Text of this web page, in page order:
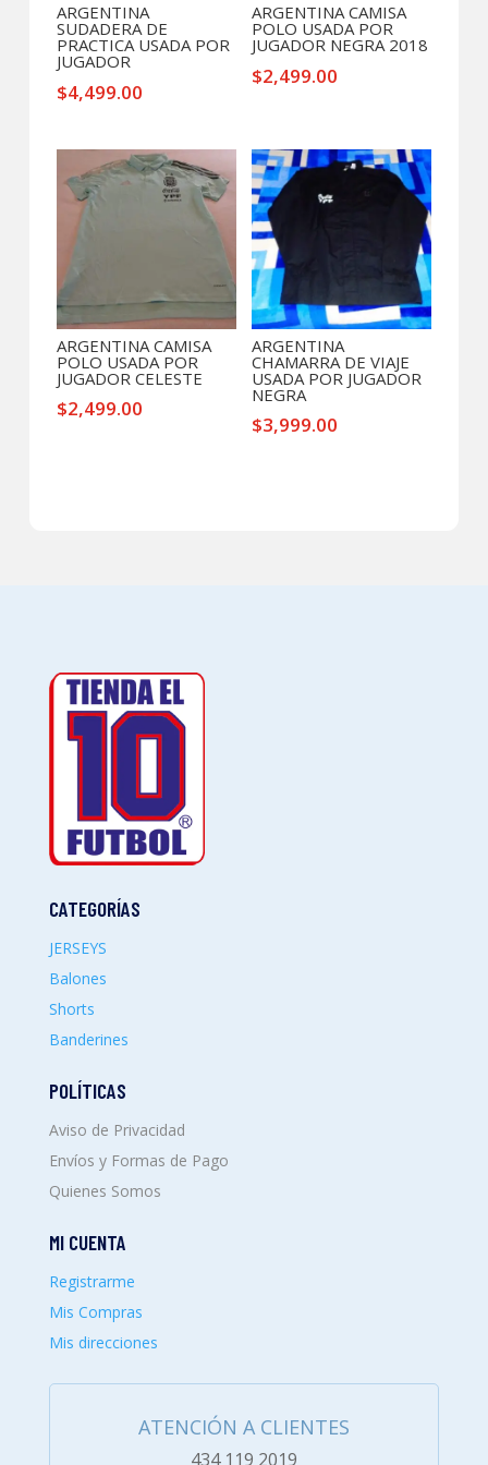
ARGENTINA
SUDADERA DE
PRACTICA USADA POR
JUGADOR
$4,499.00
ARGENTINA CAMISA
POLO USADA POR
JUGADOR NEGRA 2018
$2,499.00
ARGENTINA CAMISA
POLO USADA POR
JUGADOR CELESTE
$2,499.00
ARGENTINA
CHAMARRA DE VIAJE
USADA POR JUGADOR
NEGRA
$3,999.00
CATEGORÍAS
JERSEYS
Balones
Shorts
Banderines
POLÍTICAS
Aviso de Privacidad
Envíos y Formas de Pago
Quienes Somos
MI CUENTA
Registrarme
Mis Compras
Mis direcciones
ATENCIÓN A CLIENTES
434 119 2019